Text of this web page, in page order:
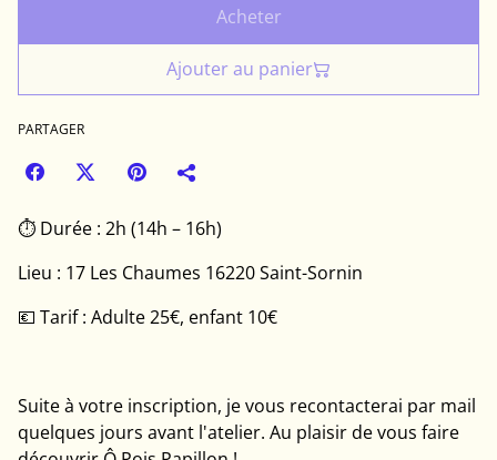
Acheter
Ajouter au panier
PARTAGER
⏱ Durée : 2h (14h – 16h)
Lieu : 17 Les Chaumes 16220 Saint-Sornin
💶 Tarif : Adulte 25€, enfant 10€
Suite à votre inscription, je vous recontacterai par mail
quelques jours avant l'atelier. Au plaisir de vous faire